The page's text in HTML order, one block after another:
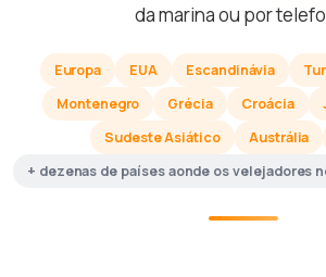
da marina ou por
Europa EUA Escandinávia
Montenegro
Grécia Croácia
Sudeste Asiático
Austrália
+ dezenas de países aonde os velejadores